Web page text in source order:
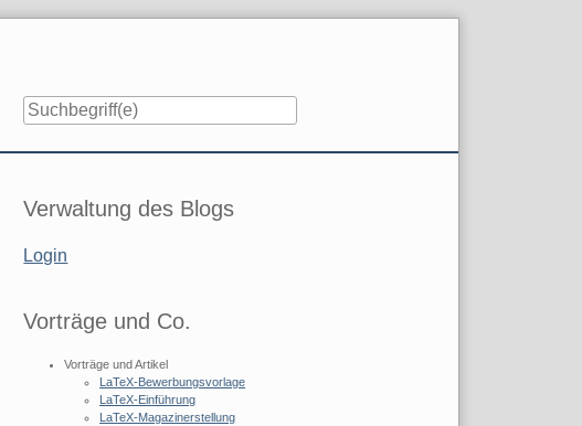
Seitenleiste
Verwaltung des Blogs
Login
Vorträge und Co.
Vorträge und Artikel
LaTeX-Bewerbungsvorlage
LaTeX-Einführung
LaTeX-Magazinerstellung